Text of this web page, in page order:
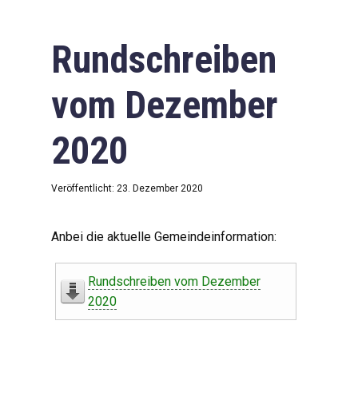
Rundschreiben
vom Dezember
2020
Veröffentlicht: 23. Dezember 2020
Anbei die aktuelle Gemeindeinformation:
Rundschreiben vom Dezember
2020